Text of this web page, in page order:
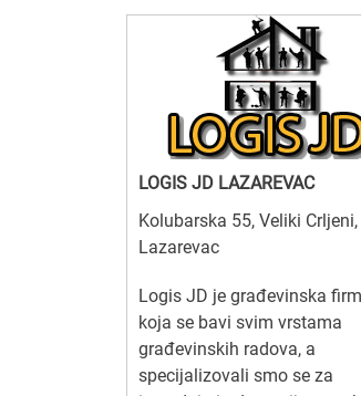
LOGIS JD LAZAREVAC
Kolubarska 55, Veliki Crljeni,
Lazarevac
Logis JD je građevinska
koja se bavi svim vrstama
građevinskih radova, a
specijalizovali smo se za